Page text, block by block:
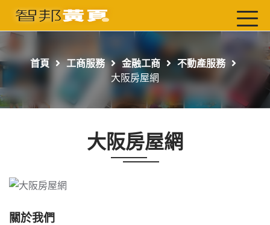
首頁
工商服務
首頁 工商服務 金融工商
不動產服務
大阪房屋網
大阪房屋網
關於我們